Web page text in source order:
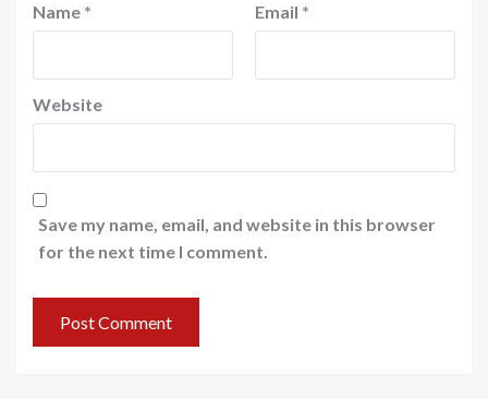
Name * Email *
Website
Save my name, email, and website in this browser
for the next time I comment.